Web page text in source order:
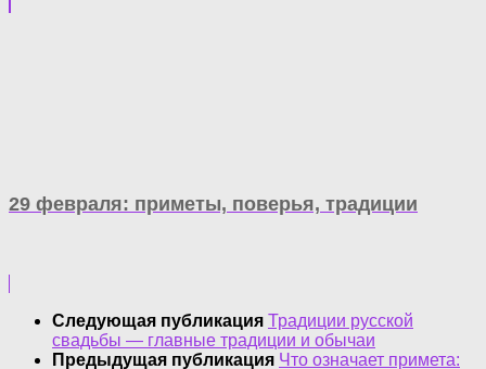
29 февраля: приметы, поверья, традиции
Следующая публикация Традиции русской
свадьбы — главные традиции и обычаи
Предыдущая публикация Что означает примета: